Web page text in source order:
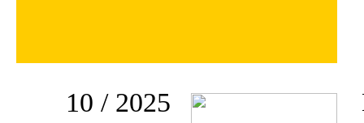
10 / 2025